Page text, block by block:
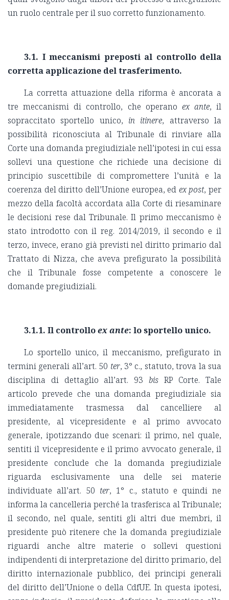
un ruolo centrale per il suo corretto funzionamento.
3.1. I meccanismi preposti al controllo della
corretta applicazione del trasferimento.
La corretta attuazione della riforma è ancorata a
tre meccanismi di controllo, che operano ex ante, il
sopraccitato sportello unico, in itinere, attraverso la
possibilità riconosciuta al Tribunale di rinviare alla
Corte una domanda pregiudiziale nell’ipotesi in cui essa
sollevi una questione che richiede una decisione di
principio suscettibile di compromettere l’unità e la
coerenza del diritto dell’Unione europea, ed ex post, per
mezzo della facoltà accordata alla Corte di riesaminare
le decisioni rese dal Tribunale. Il primo meccanismo è
stato introdotto con il reg. 2014/2019, il secondo e il
terzo, invece, erano già previsti nel diritto primario dal
Trattato di Nizza, che aveva prefigurato la possibilità
che il Tribunale fosse competente a conoscere le
domande pregiudiziali.
3.1.1. Il controlloex ante: lo sportello unico.
Lo sportello unico, il meccanismo, prefigurato in
termini generali all’art. 50 ter, 3° c., statuto, trova la sua
disciplina di dettaglio all’art. 93 bisRP Corte. Tale
articolo prevede che una domanda pregiudiziale sia
immediatamente trasmessa dal cancelliere al
presidente, al vicepresidente e al primo avvocato
generale, ipotizzando due scenari: il primo, nel quale,
sentiti il vicepresidente e il primo avvocato generale, il
presidente conclude che la domanda pregiudiziale
riguarda esclusivamente una delle sei materie
individuate all’art. 50 ter, 1° c., statuto e quindi ne
informa la cancelleria perché la trasferisca al Tribunale;
il secondo, nel quale, sentiti gli altri due membri, il
presidente può ritenere che la domanda pregiudiziale
riguardi anche altre materie o sollevi questioni
indipendenti di interpretazione del diritto primario, del
diritto internazionale pubblico, dei principi generali
del diritto dell’Unione o della CdfUE. In questa ipotesi,